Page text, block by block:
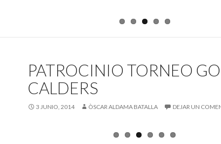
PATROCINIO TORNEO
CALDERS
3 JUNIO, 2014 ÒSCAR ALDAMA BATALLA DEJAR UN